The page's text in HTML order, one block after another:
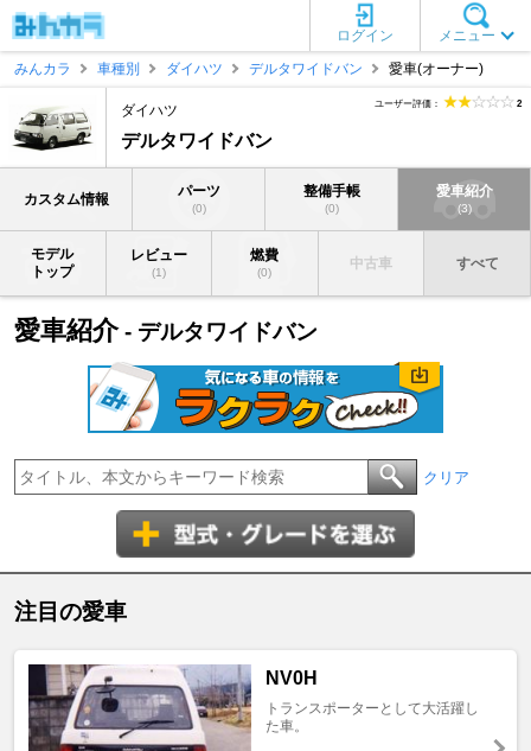
メニュー
ログイン
みんカラ
車種別 ダイハツ デルタワイドバン 愛車(オーナー)
ダイハツ
デルタワイドバン
ユーザー評価： 2
カスタム情報 パーツ
(0)
整備手帳
(0)
愛車紹介
(3)
モデル
トップ
レビュー
(1)
燃費
(0)
中古車 すべて
愛車紹介- デルタワイドバン
クリア
注目の愛車
NV0H
トランスポーターとして大活躍し
た車。